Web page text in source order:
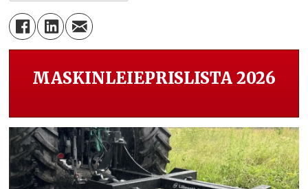
MASKINLEIEPRISLISTA 2026